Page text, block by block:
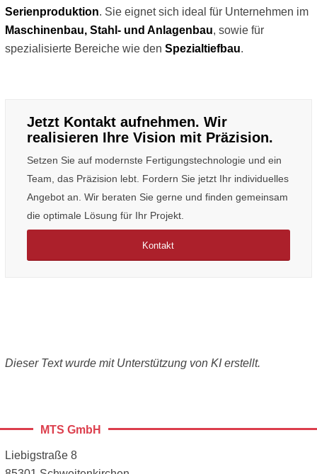
Serienproduktion. Sie eignet sich ideal für Unternehmen im
Maschinenbau, Stahl- und Anlagenbau, sowie für
spezialisierte Bereiche wie den Spezialtiefbau.
Jetzt Kontakt aufnehmen. Wir
realisieren Ihre Vision mit Präzision.
Setzen Sie auf modernste Fertigungstechnologie und ein
Team, das Präzision lebt. Fordern Sie jetzt Ihr individuelles
Angebot an. Wir beraten Sie gerne und finden gemeinsam
die optimale Lösung für Ihr Projekt.
Kontakt
Dieser Text wurde mit Unterstützung von KI erstellt.
Liebigstraße 8